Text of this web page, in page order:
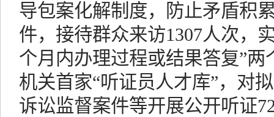
导包案化解制度，防止矛盾积
件，接待群众来访1307人次，
个月内办理过程或结果答复”两
机关首家“听证员人才库”，对
诉讼监督案件等开展公开听证